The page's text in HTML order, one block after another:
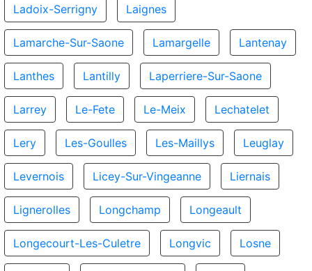
Ladoix-Serrigny Laignes
Lamarche-Sur-Saone Lamargelle Lantenay
Lanthes Lantilly Laperriere-Sur-Saone
Larrey Le-Fete Le-Meix Lechatelet
Lery Les-Goulles Les-Maillys Leuglay
Levernois Licey-Sur-Vingeanne Liernais
Lignerolles Longchamp Longeault
Longecourt-Les-Culetre Longvic Losne